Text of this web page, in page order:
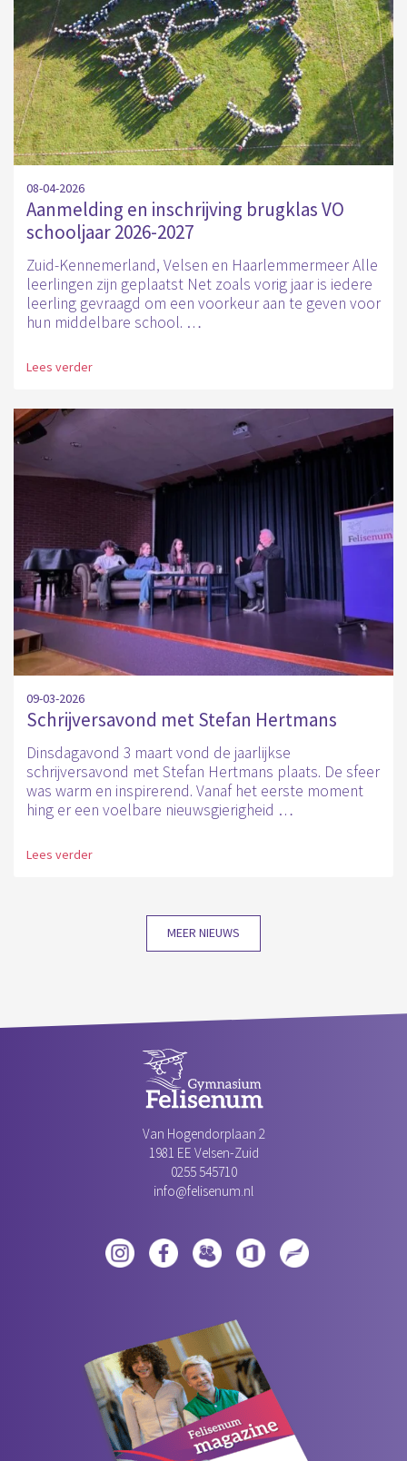
08-04-2026
Aanmelding en inschrijving brugklas VO
schooljaar 2026-2027
Zuid-Kennemerland, Velsen en Haarlemmermeer Alle
leerlingen zijn geplaatst Net zoals vorig jaar is iedere
leerling gevraagd om een voorkeur aan te geven voor
hun middelbare school. …
Lees verder
09-03-2026
Schrijversavond met Stefan Hertmans
Dinsdagavond 3 maart vond de jaarlijkse
schrijversavond met Stefan Hertmans plaats. De sfeer
was warm en inspirerend. Vanaf het eerste moment
hing er een voelbare nieuwsgierigheid …
Lees verder
MEER NIEUWS
Van Hogendorplaan 2
1981 EE Velsen-Zuid‎
0255 545710
info@felisenum.nl